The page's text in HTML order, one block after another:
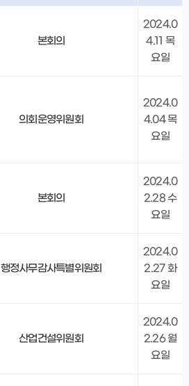
본회의
2024.0
4.11 목
요일
의회운영위원회
2024.0
4.04 목
요일
본회의
2024.0
2.28 수
요일
행정사무감사특별위원회
2024.0
2.27 화
요일
산업건설위원회
2024.0
2.26 월
요일